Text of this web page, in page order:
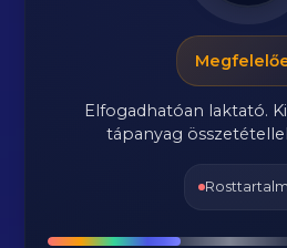
Elfogadhatóan laktató.
tápanyag